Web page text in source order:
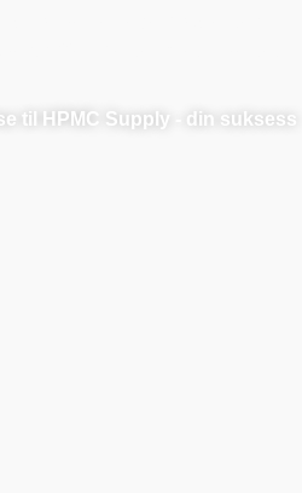
til HPMC Supply - din suksess